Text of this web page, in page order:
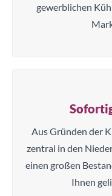
gewerblichen
Aus Gründen der
zentral in den
einen großen
Ihnen